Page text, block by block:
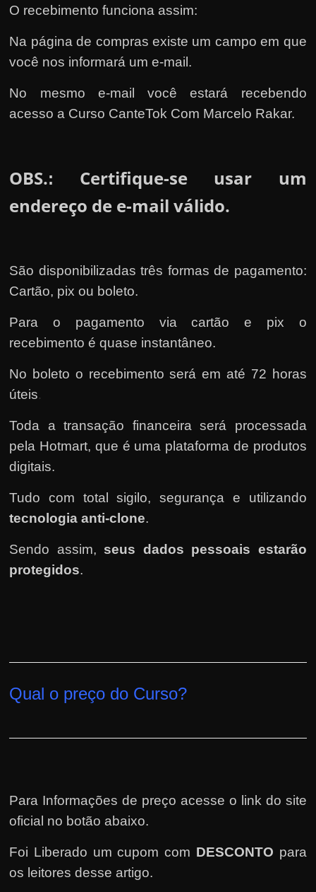
O recebimento funciona assim:
Na página de compras existe um campo em que
você nos informará um e-mail.
No mesmo e-mail você estará recebendo
acesso a Curso CanteTok Com Marcelo Rakar.
OBS.:
Certifique-se usar um
endereço de e-mail válido.
São disponibilizadas três formas de pagamento:
Cartão, pix ou boleto.
Para o pagamento via cartão e pix o
recebimento é quase instantâneo.
No boleto o recebimento será em até 72 horas
úteis.
Toda a transação financeira será processada
pela Hotmart, que é uma plataforma de produtos
digitais.
Tudo com total sigilo, segurança e utilizando
tecnologia anti-clone.
Sendo assim, seus dados pessoais estarão
protegidos.
Qual o preço do Curso?
Para Informações de preço acesse o link do site
oficial no botão abaixo.
Foi Liberado um cupom com DESCONTO para
os leitores desse artigo.